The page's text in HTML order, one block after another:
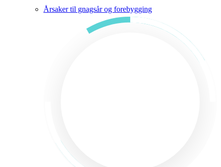
Årsaker til gnagsår og forebygging